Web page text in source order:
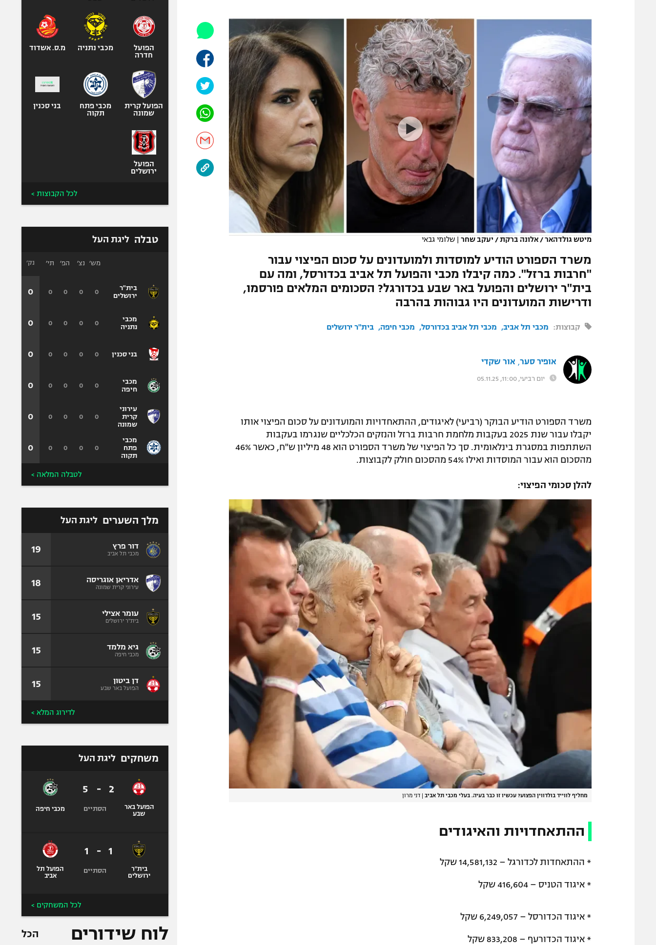
תקנון משתתפים וזוכים בפרסים
תקנון עבור פעילות אלקטרה
תקנון עבור פעילות ספורט 1 – "מרלן"
גיימינג E-Sports
תנאי שימוש
מדיניות פרטיות
תקנון פעילות ספורט 1
רשיון להקרנה פומבית לבית עסק
הצטרפות לחבילת הערוצים
לוח דרושים – ג'ובנט
תגיות
הפועל חיפה
הפועל באר שבע
מכבי נתניה
בני יהודה
ליגה ברזילאית
ליגות נוספות
אופניים
ספורט מוטורי
כדורמים
בייסבול MLB
ספורט אתגרי
אומנויות לחימה
מיטש גולדהאר / אלונה ברקת / יעקב שחר | שלומי גבאי
משרד הספורט הודיע למוסדות ולמועדונים על סכום הפיצוי עבור
"חרבות ברזל". כמה קיבלו מכבי והפועל תל אביב בכדורסל, ומה עם
בית"ר ירושלים והפועל באר שבע בכדורגל? הסכומים המלאים פורסמו,
ודרישות המועדונים היו גבוהות בהרבה
קבוצות: מכבי תל אביב מכבי תל אביב בכדורסל מכבי חיפה בית"ר ירושלים
אופיר סער, אור שקדי
יום רביעי, 11:00, 05.11.25
משרד הספורט הודיע הבוקר (רביעי) לאיגודים, ההתאחדויות והמועדונים על סכום הפיצוי אותו
יקבלו עבור שנת 2025 בעקבות מלחמת חרבות ברזל והנזקים הכלכליים שנגרמו בעקבות
השתתפות במסגרת בינלאומית. סך כל הפיצוי של משרד הספורט הוא 48 מיליון ש"ח, כאשר 46%
מהסכום הוא עבור המוסדות ואילו 54% מהסכום חולק לקבוצות.
להלן סכומי הפיצוי:
מחליף לווייד בולדווין הפצוע? עכשיו זו כבר בעיה. בעלי מכבי תל אביב | דני מרון
ההתאחדויות והאיגודים
* ההתאחדות לכדורגל – 14,581,132 שקל
* איגוד הטניס – 416,604 שקל
* איגוד הכדורסל – 6,249,057 שקל
* איגוד הכדורעף – 833,208 שקל
הפועל
חדרה
מכבי נתניה מ.ס. אשדוד
הפועל קרית
שמונה
מכבי פתח
תקוה
בני סכנין
הפועל
ירושלים
לכל הקבוצות >
טבלה ליגת העל
בית"ר
ירושלים
מכבי
נתניה
בני סכנין
מכבי
חיפה
עירוני
קרית
שמונה
מכבי
פתח
תקוה
מש׳ נצ׳ הפ׳ תי׳
0
0
0
0
0
0
0
0
0
0
0
0
0
0
0
0
0
0
0
0
0
0
0
0
נק׳
0
0
0
0
0
0
לטבלה המלאה >
מלך השערים ליגת העל
דור פרץ
מכבי תל אביב 19
אדריאן אוגריסה
עירוני קרית שמונה 18
עומר אצילי
בית"ר ירושלים 15
גיא מלמד
מכבי חיפה 15
דן ביטון
הפועל באר שבע 15
לדירוג המלא >
משחקים ליגת העל
הפועל באר
שבע
2
-
5
הסתיים מכבי חיפה
בית"ר
ירושלים
1
-
1
הסתיים
הפועל תל
אביב
לכל המשחקים >
לוח שידורים הכל